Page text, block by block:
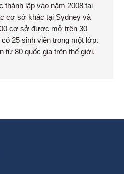
lập vào năm 2008 tại
cơ sở khác tại Sydney và
cơ sở được mở trên 30
25 sinh viên trong một lớp.
từ 80 quốc gia trên thế giới.